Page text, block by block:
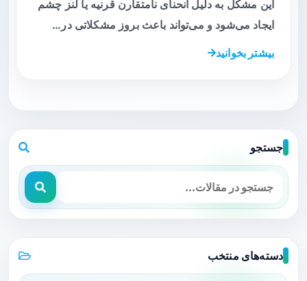
این مشکل به دلیل انحنای نامتقارن قرنیه یا لنز چشم
ایجاد می‌شود و می‌تواند باعث بروز مشکلاتی در…
بیشتر بخوانید
جستجو
دسته‌های منتخب